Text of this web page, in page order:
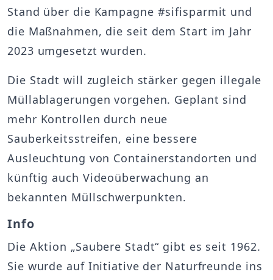
Stand über die Kampagne #sifisparmit und
die Maßnahmen, die seit dem Start im Jahr
2023 umgesetzt wurden.
Die Stadt will zugleich stärker gegen illegale
Müllablagerungen vorgehen. Geplant sind
mehr Kontrollen durch neue
Sauberkeitsstreifen, eine bessere
Ausleuchtung von Containerstandorten und
künftig auch Videoüberwachung an
bekannten Müllschwerpunkten.
Info
Die Aktion „Saubere Stadt“ gibt es seit 1962.
Sie wurde auf Initiative der Naturfreunde ins